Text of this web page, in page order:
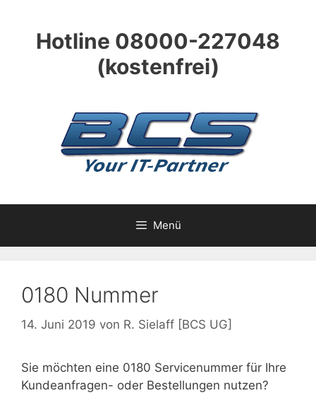
springenHotline 08000-227048
(kostenfrei)
Menü
0180 Nummer
14. Juni 2019 von R. Sielaff [BCS UG]
Sie möchten eine 0180 Servicenummer für Ihre
Kundeanfragen- oder Bestellungen nutzen?